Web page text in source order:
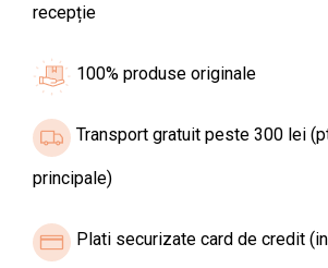
recepție
100% produse originale
Transport gratuit peste 300 lei
principale)
Plati securizate card de credit